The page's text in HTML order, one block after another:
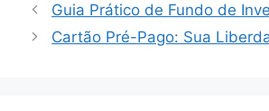
Guia Prático de Fundo de
Cartão Pré-Pago: Sua